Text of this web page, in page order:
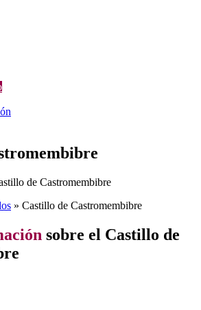
de Castromembibre
» Castillo de Castromembibre
sobre el Castillo de